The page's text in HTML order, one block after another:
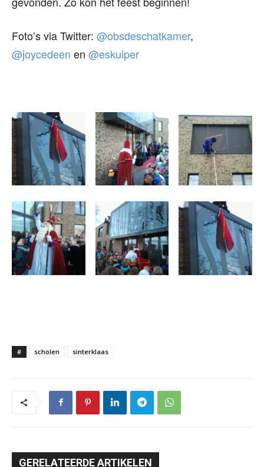
Foto’s via Twitter: @obsdeschatkamer,
@joycedeen en @eskuiper
# scholen sinterklaas
GERELATEERDE ARTIKELEN